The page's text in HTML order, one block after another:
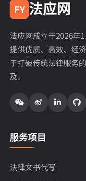
FY 法应网
法应网成立于2026年
提供优质、高效、经
于打破传统法律服务
及。
服务项目
法律文书代写